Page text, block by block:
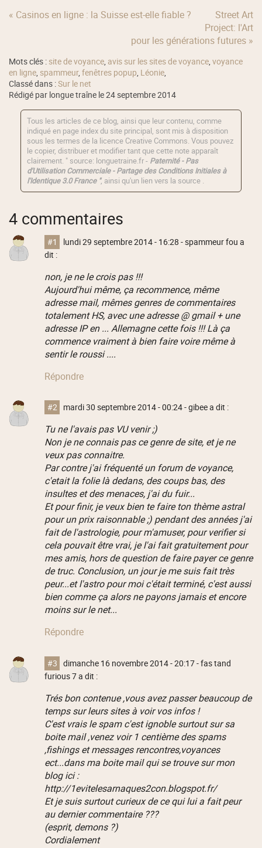
« Casinos en ligne : la Suisse est-elle fiable ?
Street Art
Project: l'Art
pour les générations futures »
Mots clés : site de voyance, avis sur les sites de voyance,voyance
en ligne, spammeur,fenêtres popup, Léonie,
Classé dans :Sur le net
Rédigé par longue traîne le 24 septembre 2014
Tous les articles de ce blog, ainsi que leur contenu, comme
indiqué en page index du site principal, sont mis à disposition
sous les termes de la licence Creative Commons. Vous pouvez
le copier, distribuer et modifier tant que cette note apparaît
clairement. " source: longuetraine.fr - Paternité - Pas
d'Utilisation Commerciale - Partage des Conditions Initiales à
l'Identique 3.0 France ", ainsi qu'un lien vers la source .
4 commentaires
#1 lundi 29 septembre 2014 - 16:28 - spammeur fou a
dit :
non, je ne le crois pas !!!
Aujourd'hui même, ça recommence, même
adresse mail, mêmes genres de commentaires
totalement HS, avec une adresse @ gmail + une
adresse IP en ... Allemagne cette fois !!! Là ça
commence vraiment à bien faire voire même à
sentir le roussi ....
Répondre
#2 mardi 30 septembre 2014 - 00:24- gibee a dit :
Tu ne l'avais pas VU venir ;)
Non je ne connais pas ce genre de site, et je ne
veux pas connaitre.
Par contre j'ai fréquenté un forum de voyance,
c'etait la folie là dedans, des coups bas, des
insultes et des menaces, j'ai du fuir...
Et pour finir, je veux bien te faire ton thème astral
pour un prix raisonnable ;) pendant des années j'ai
fait de l'astrologie, pour m'amuser, pour verifier si
cela pouvait être vrai, je l'ai fait gratuitement pour
mes amis, hors de question de faire payer ce genre
de truc. Conclusion, un jour je me suis fait très
peur...et l'astro pour moi c'était terminé, c'est aussi
bien comme ça alors ne payons jamais et encore
moins sur le net...
Répondre
#3 dimanche 16 novembre 2014 - 20:17- fas tand
furious 7 a dit :
Trés bon contenue ,vous avez passer beaucoup de
temps sur leurs sites à voir vos infos !
C'est vrais le spam c'est ignoble surtout sur sa
boite mail ,venez voir 1 centième des spams
,fishings et messages rencontres,voyances
ect...dans ma boite mail qui se trouve sur mon
blog ici :
http://1evitelesarnaques2con.blogspot.fr/
Et je suis surtout curieux de ce qui lui a fait peur
au dernier commentaire ???
(esprit, demons ?)
Cordialement